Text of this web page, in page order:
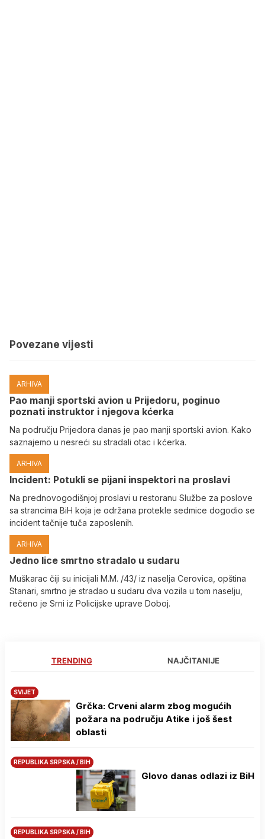
Povezane vijesti
ARHIVA
Pao manji sportski avion u Prijedoru, poginuo
poznati instruktor i njegova kćerka
Na području Prijedora danas je pao manji sportski avion. Kako
saznajemo u nesreći su stradali otac i kćerka.
ARHIVA
Incident: Potukli se pijani inspektori na proslavi
Na prednovogodišnjoj proslavi u restoranu Službe za poslove
sa strancima BiH koja je održana protekle sedmice dogodio se
incident tačnije tuča zaposlenih.
ARHIVA
Јedno lice smrtno stradalo u sudaru
Muškarac čiji su inicijali M.M. /43/ iz naselja Cerovica, opština
Stanari, smrtno je stradao u sudaru dva vozila u tom naselju,
rečeno je Srni iz Policijske uprave Doboj.
TRENDING NAJČITANIJE
SVIJET
Grčka: Crveni alarm zbog mogućih
požara na području Atike i još šest
oblasti
REPUBLIKA SRPSKA / BIH
Glovo danas odlazi iz BiH
REPUBLIKA SRPSKA / BIH